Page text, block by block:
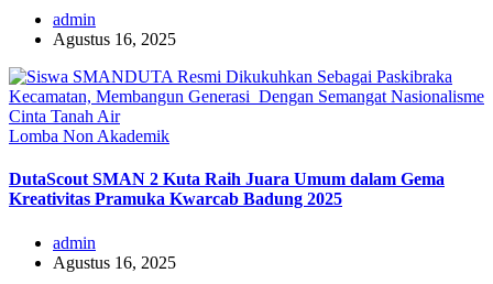
admin
Agustus 16, 2025
Lomba Non Akademik
DutaScout SMAN 2 Kuta Raih Juara Umum dalam Gema
Kreativitas Pramuka Kwarcab Badung 2025
admin
Agustus 16, 2025